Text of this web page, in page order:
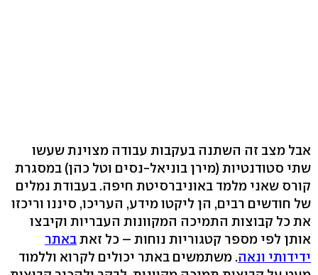
אבל מצב זה השתנה בעקבות עבודה מצוינת שעשו
שתי סטודנטיות (מירן בוניאל-נסים וטל כהן) במסגרת
קורס שאני מלמד באוניברסיטת חיפה. בעבודת נמלים
של חודשים רבים, הן ליקטו מידע, העריכו, סיננו וריכזו
את כל קבוצות התמיכה המקוונות העבריות וקיבצו
אותן לפי מספר קטגוריות נוחות – כל זאתבאתר
ידידותי ונאה. משתמשים באתר יכולים לקרוא וללמוד